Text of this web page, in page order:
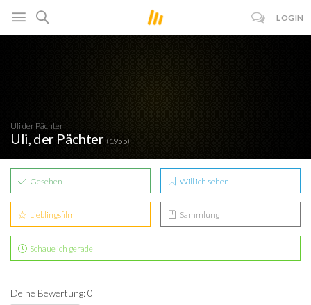
LOGIN
Uli der Pächter
Uli, der Pächter (1955)
Gesehen Will ich sehen
Lieblingsfilm Sammlung
Schaue ich gerade
Deine Bewertung: 0